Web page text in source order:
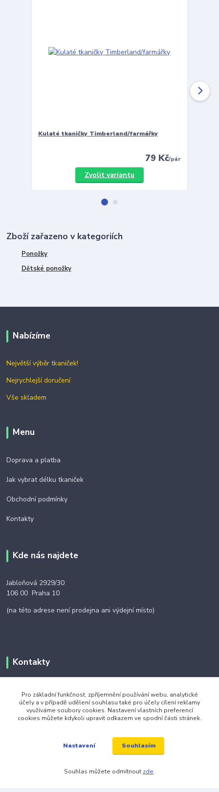
Kulaté tkaničky Timberland/farmářky
79 Kč/pár
Zvolit variantu
Zboží zařazeno v kategoriích
Ponožky
Dětské ponožky
Nabízíme
Největší výběr tkaniček!
Nejrychlejší doručení
Vše skladem
Menu
Doprava a platba
Jak vybrat délku tkaniček
Obchodní podmínky
Kontakty
Kde nás najdete
Jabloňová 2929/30
106 00 Praha 10
(na této adrese není prodejna ani výdejní místo)
Kontakty
+420 703 024 309
objednavky@zavazuj.cz
Pro základní funkčnost, zpříjemnění používání webu, analytické
účely a v případě udělení souhlasu také pro účely cílení reklamy
využíváme soubory cookies. Nastavení vlastních preferencí
cookies můžete kdykoli upravit odkazem ve spodní části stránek.
Nastavení Souhlasím
Souhlas můžete odmítnout zde.